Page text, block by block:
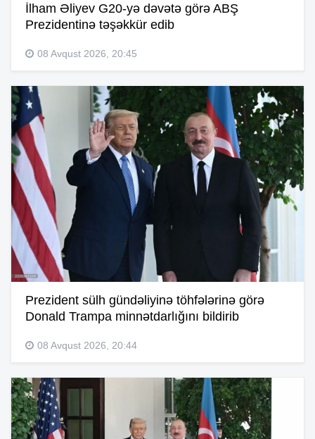
İlham Əliyev G20-yə dəvətə görə ABŞ
Prezidentinə təşəkkür edib
08 Avqust 2026, 20:45
Prezident sülh gündəliyinə töhfələrinə görə
Donald Trampa minnətdarlığını bildirib
08 Avqust 2026, 20:44